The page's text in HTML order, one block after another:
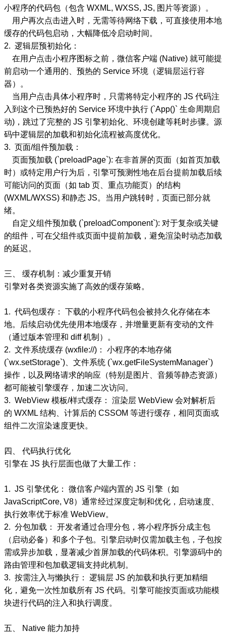
小程序的代码包（包含 WXML, WXSS, JS, 图片等资源）。
用户再次点击进入时，无需等待网络下载，可直接使用本地
缓存的代码包启动，大幅降低冷启动时间。
2. 逻辑层预初始化：
在用户点击小程序图标之前，微信客户端 (Native) 就可能提
前启动一个通用的、预热的 Service 环境（逻辑层运行容
器）。
当用户点击具体小程序时，只需将特定小程序的 JS 代码注
入到这个已预热好的 Service 环境中执行 (`App()` 生命周期启
动)，跳过了完整的 JS 引擎初始化、环境创建等耗时步骤。源
码中逻辑层的加载和初始化流程被高度优化。
3. 页面/组件预加载：
页面预加载 (`preloadPage`): 在非首屏的页面（如首页加载
时）或特定用户行为后，引擎可预测性地在后台提前加载后续
可能访问的页面（如 tab 页、重点功能页）的结构
(WXML/WXSS) 和静态 JS。当用户跳转时，页面已部分就
绪。
自定义组件预加载 (`preloadComponent`): 对于复杂或关键
的组件，可在父组件或页面中提前加载，避免渲染时动态加载
的延迟。
三、 缓存机制：减少重复开销
引擎对各类资源实施了高效的缓存策略。
1. 代码包缓存： 下载的小程序代码包会被持久化存储在本
地。后续启动优先使用本地缓存，并增量更新有变动的文件
（通过版本管理和 diff 机制）。
2. 文件系统缓存 (wxfile://)： 小程序的本地存储
(`wx.setStorage`)、文件系统 (`wx.getFileSystemManager`)
操作，以及网络请求的响应（特别是图片、音频等静态资源）
都可能被引擎缓存，加速二次访问。
3. WebView 模板/样式缓存： 渲染层 WebView 会对解析后
的 WXML 结构、计算后的 CSSOM 等进行缓存，相同页面或
组件二次渲染速度更快。
四、 代码执行优化
引擎在 JS 执行层面也做了大量工作：
1. JS 引擎优化： 微信客户端内置的 JS 引擎（如
JavaScriptCore, V8）通常经过深度定制和优化，启动速度、
执行效率优于标准 WebView。
2. 分包加载： 开发者通过合理分包，将小程序拆分成主包
（启动必备）和多个子包。引擎启动时仅需加载主包，子包按
需或异步加载，显著减少首屏加载的代码体积。引擎源码中的
路由管理和包加载逻辑支持此机制。
3. 按需注入与懒执行： 逻辑层 JS 的加载和执行更加精细
化，避免一次性加载所有 JS 代码。引擎可能按页面或功能模
块进行代码的注入和执行调度。
五、 Native 能力加持